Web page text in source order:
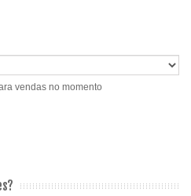
vendas no momento